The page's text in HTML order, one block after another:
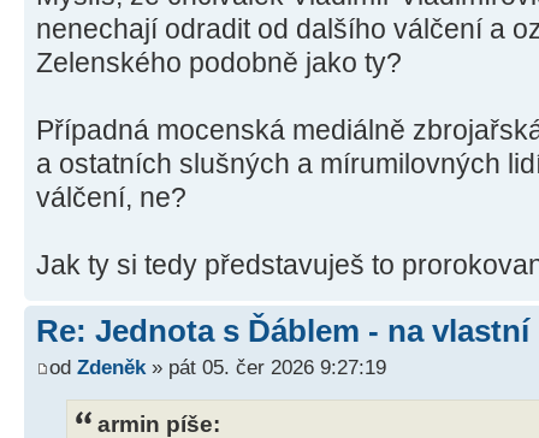
nenechají odradit od dalšího válčení a
Zelenského podobně jako ty?
Případná mocenská mediálně
a ostatních slušných a mírumilovných
válčení, ne?
Jak ty si tedy představuješ to
Re: Jednota s Ďáblem - na
od Zdeněk » pát 05. čer 2026 9:27:19
armin píše: